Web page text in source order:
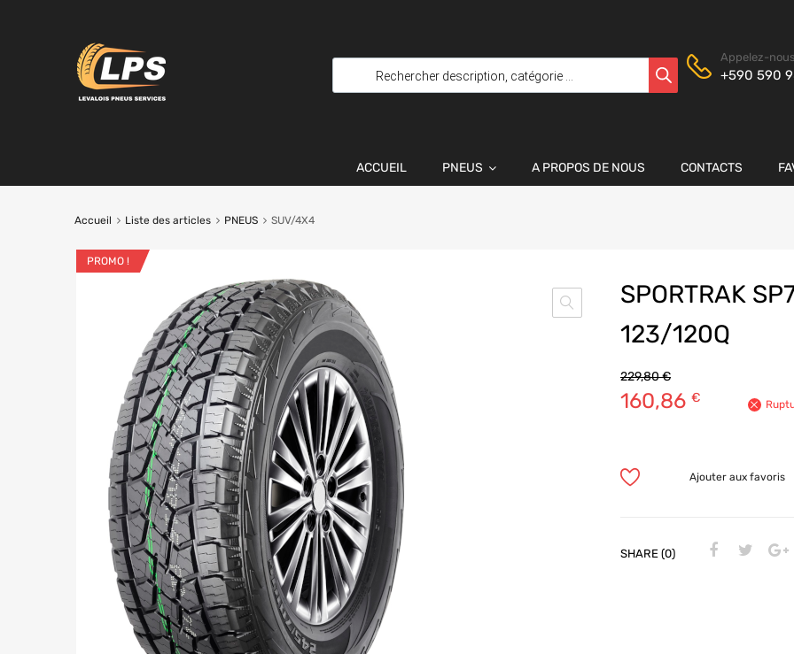
Appelez-
+590 590
ACCUEIL PNEUS A PROPOS DE NOUS CONTACTS
Accueil Liste des articles PNEUS SUV/4X4
PROMO !
SPORTRAK
123/120Q
229,80€
160,86 €
Ajouter aux favoris
SHARE (0)